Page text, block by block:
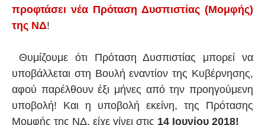
προφτάσει νέα Πρόταση Δυσπιστίας (Μομφής)
της ΝΔ!
Θυμίζουμε ότι Πρόταση Δυσπιστίας μπορεί να
υποβάλλεται στη Βουλή εναντίον της Κυβέρνησης,
αφού παρέλθουν έξι μήνες από την προηγούμενη
υποβολή! Και η υποβολή εκείνη, της Πρότασης
Μομφής της ΝΔ, είχε γίνει στις 14 Ιουνίου 2018!